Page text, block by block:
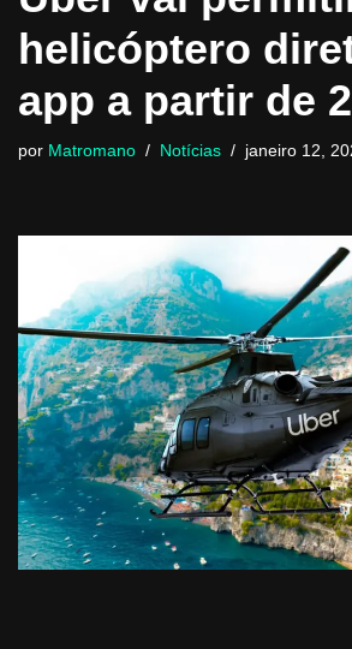
helicóptero
app a partir de
por Matromano Notícias janeiro 12,